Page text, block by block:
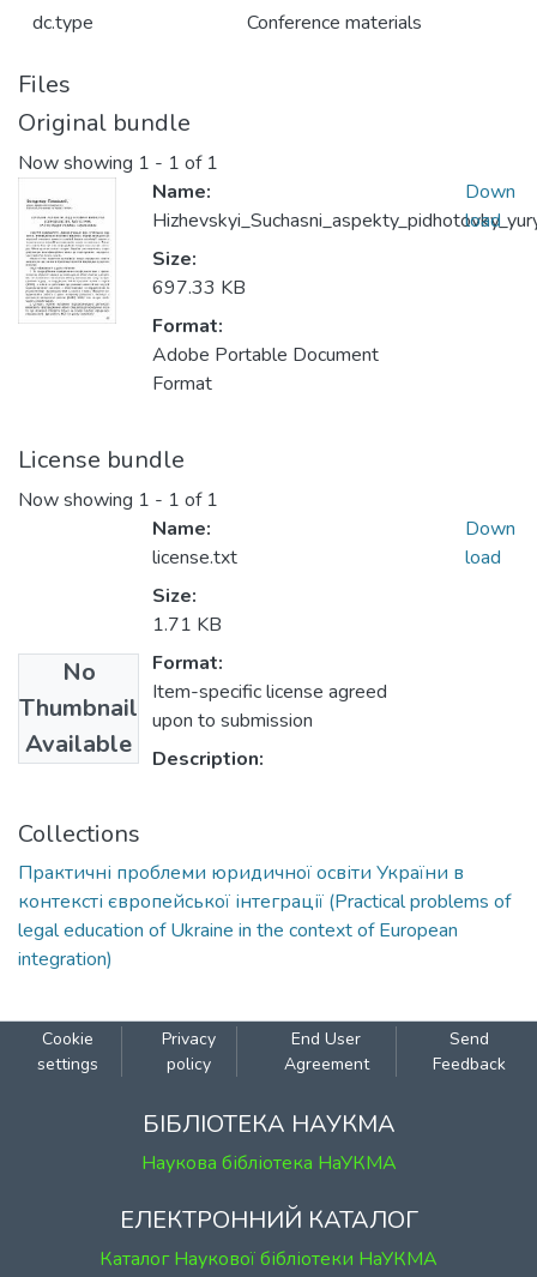
dc.type Conference materials
Files
Original bundle
Now showing 1 - 1 of 1
Name:
Size:
697.33 KB
Format:
Adobe Portable Document
Format
Down
load
License bundle
Now showing 1 - 1 of 1
No
Thumbnail
Available
Name:
license.txt
Size:
1.71 KB
Format:
Item-specific license agreed
upon to submission
Description:
Down
load
Collections
Практичні проблеми юридичної освіти України в
контексті європейської інтеграції (Practical problems of
legal education of Ukraine in the context of European
integration)
Cookie
settings
Privacy
policy
End User
Agreement
Send
Feedback
БІБЛІОТЕКА НАУКМА
Наукова бібліотека НаУКМА
ЕЛЕКТРОННИЙ КАТАЛОГ
Каталог Наукової бібліотеки НаУКМА